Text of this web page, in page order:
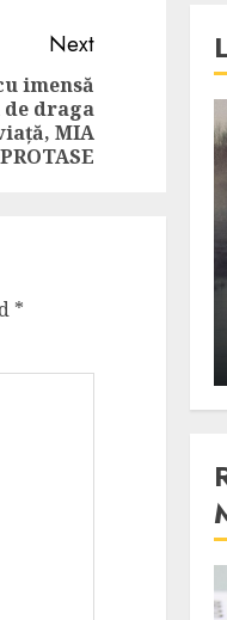
Next
imensă
draga
MIA
PROTASE
*